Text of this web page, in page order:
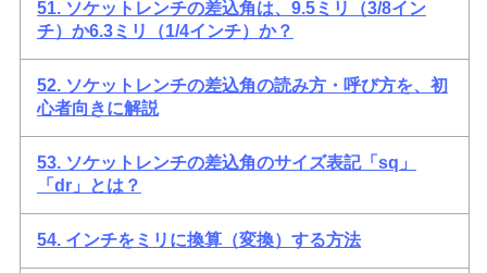
51. ソケットレンチの差込角は、9.5ミリ（3/8イン
チ）か6.3ミリ（1/4インチ）か？
52. ソケットレンチの差込角の読み方・呼び方を、初
心者向きに解説
53. ソケットレンチの差込角のサイズ表記「sq」
「dr」とは？
54. インチをミリに換算（変換）する方法